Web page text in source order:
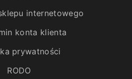
internetowego
konta klienta
prywatności
RODO